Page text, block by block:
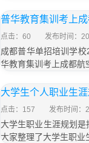
普华教育集训考上
点击：60 发布时间：
成都普华单招培训学
华教育集训考上成都航
大学生个人职业生
点击：157 发布时间：
大学生职业生涯规划
大家整理了大学生职业